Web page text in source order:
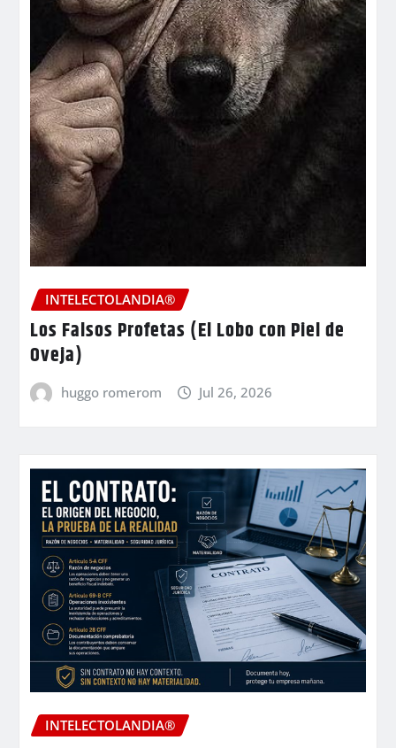
INTELECTOLANDIA®
Los Falsos Profetas (El Lobo con Piel de
Oveja)
huggo romerom Jul 26, 2026
INTELECTOLANDIA®